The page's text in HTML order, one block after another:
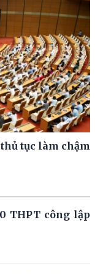
tục làm chậm
THPT công lập